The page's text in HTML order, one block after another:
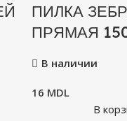
ПИЛКА
ПРЯМАЯ
В наличии
16 MDL
В